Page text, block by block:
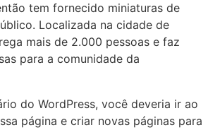
tem fornecido miniaturas de
Localizada na cidade de
mais de 2.000 pessoas e faz
para a comunidade da
do WordPress, você deveria ir ao
página e criar novas páginas para